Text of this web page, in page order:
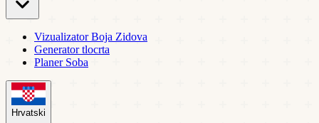
Vizualizator Boja Zidova
Generator tlocrta
Planer Soba
Hrvatski